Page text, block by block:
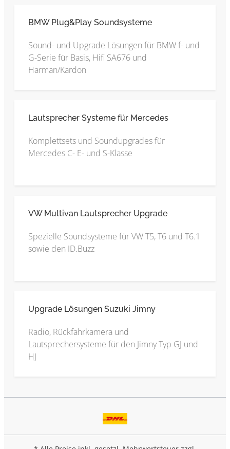
BMW Plug&Play Soundsysteme
Sound- und Upgrade Lösungen für BMW f- und
G-Serie für Basis, Hifi SA676 und
Harman/Kardon
Lautsprecher Systeme für Mercedes
Komplettsets und Soundupgrades für
Mercedes C- E- und S-Klasse
VW Multivan Lautsprecher Upgrade
Spezielle Soundsysteme für VW T5, T6 und T6.1
sowie den ID.Buzz
Upgrade Lösungen Suzuki Jimny
Radio, Rückfahrkamera und
Lautsprechersysteme für den Jimny Typ GJ und
HJ